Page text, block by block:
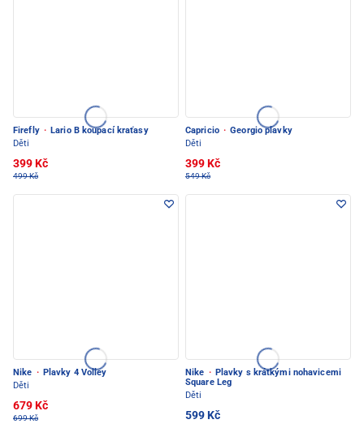
Firefly · Lario B koupací kraťasy
Děti
399 Kč
499 Kč
Capricio · Georgio plavky
Děti
399 Kč
549 Kč
Nike · Plavky 4 Volley
Děti
679 Kč
699 Kč
Nike · Plavky s krátkými nohavicemi
Square Leg
Děti
599 Kč